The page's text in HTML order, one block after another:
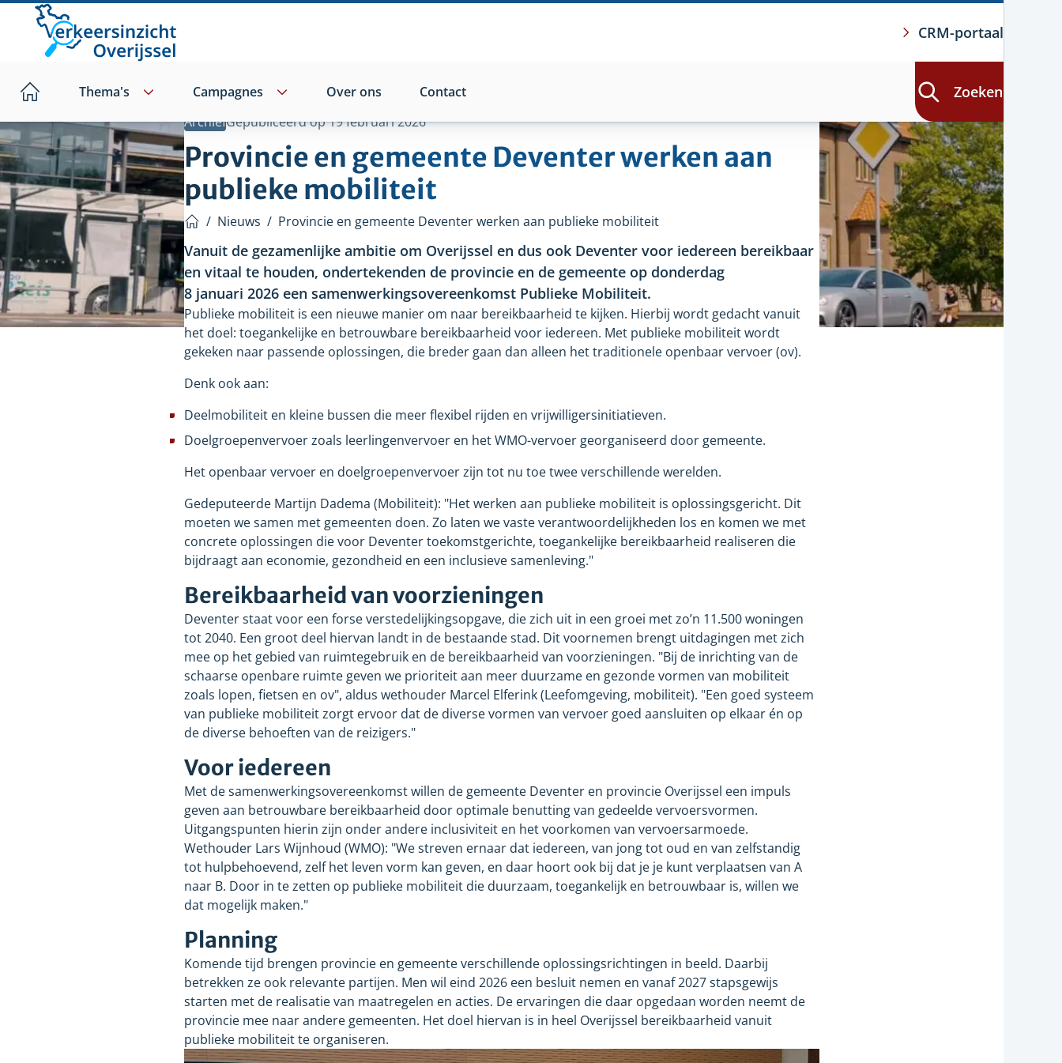
Direct
hoofdinhoud
CRM-portaal
Home
Thema's Campagnes Over ons Contact Zoeken
Provincie en gemeente Deventer werken aan
publieke mobiliteit
ArchiefGepubliceerd op19 februari 2026
/ Nieuws / Provincie en gemeente Deventer werken aan publieke mobiliteit
Vanuit de gezamenlijke ambitie om Overijssel en dus ook Deventer voor iedereen bereikbaar
en vitaal te houden, ondertekenden de provincie en de gemeente op donderdag
8 januari 2026 een samenwerkingsovereenkomst Publieke Mobiliteit.
Publieke mobiliteit is een nieuwe manier om naar bereikbaarheid te kijken. Hierbij wordt gedacht vanuit
het doel: toegankelijke en betrouwbare bereikbaarheid voor iedereen. Met publieke mobiliteit wordt
gekeken naar passende oplossingen, die breder gaan dan alleen het traditionele openbaar vervoer (ov).
Denk ook aan:
Deelmobiliteit en kleine bussen die meer flexibel rijden en vrijwilligersinitiatieven.
Doelgroepenvervoer zoals leerlingenvervoer en het WMO-vervoer georganiseerd door gemeente.
Het openbaar vervoer en doelgroepenvervoer zijn tot nu toe twee verschillende werelden.
Gedeputeerde Martijn Dadema (Mobiliteit): "Het werken aan publieke mobiliteit is oplossingsgericht. Dit
moeten we samen met gemeenten doen. Zo laten we vaste verantwoordelijkheden los en komen we met
concrete oplossingen die voor Deventer toekomstgerichte, toegankelijke bereikbaarheid realiseren die
bijdraagt aan economie, gezondheid en een inclusieve samenleving."
Bereikbaarheid van voorzieningen
Deventer staat voor een forse verstedelijkingsopgave, die zich uit in een groei met zo’n 11.500 woningen
tot 2040. Een groot deel hiervan landt in de bestaande stad. Dit voornemen brengt uitdagingen met zich
mee op het gebied van ruimtegebruik en de bereikbaarheid van voorzieningen. "Bij de inrichting van de
schaarse openbare ruimte geven we prioriteit aan meer duurzame en gezonde vormen van mobiliteit
zoals lopen, fietsen en ov", aldus wethouder Marcel Elferink (Leefomgeving, mobiliteit). "Een goed systeem
van publieke mobiliteit zorgt ervoor dat de diverse vormen van vervoer goed aansluiten op elkaar én op
de diverse behoeften van de reizigers."
Voor iedereen
Met de samenwerkingsovereenkomst willen de gemeente Deventer en provincie Overijssel een impuls
geven aan betrouwbare bereikbaarheid door optimale benutting van gedeelde vervoersvormen.
Uitgangspunten hierin zijn onder andere inclusiviteit en het voorkomen van vervoersarmoede.
Wethouder Lars Wijnhoud (WMO): "We streven ernaar dat iedereen, van jong tot oud en van zelfstandig
tot hulpbehoevend, zelf het leven vorm kan geven, en daar hoort ook bij dat je je kunt verplaatsen van A
naar B. Door in te zetten op publieke mobiliteit die duurzaam, toegankelijk en betrouwbaar is, willen we
dat mogelijk maken."
Planning
Komende tijd brengen provincie en gemeente verschillende oplossingsrichtingen in beeld. Daarbij
betrekken ze ook relevante partijen. Men wil eind 2026 een besluit nemen en vanaf 2027 stapsgewijs
starten met de realisatie van maatregelen en acties. De ervaringen die daar opgedaan worden neemt de
provincie mee naar andere gemeenten. Het doel hiervan is in heel Overijssel bereikbaarheid vanuit
publieke mobiliteit te organiseren.